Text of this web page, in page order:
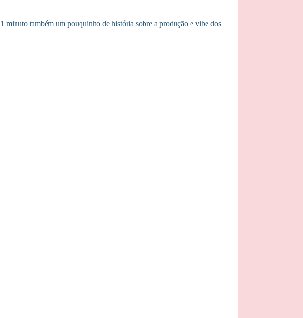
minuto também um pouquinho de história sobre a produção e vibe dos